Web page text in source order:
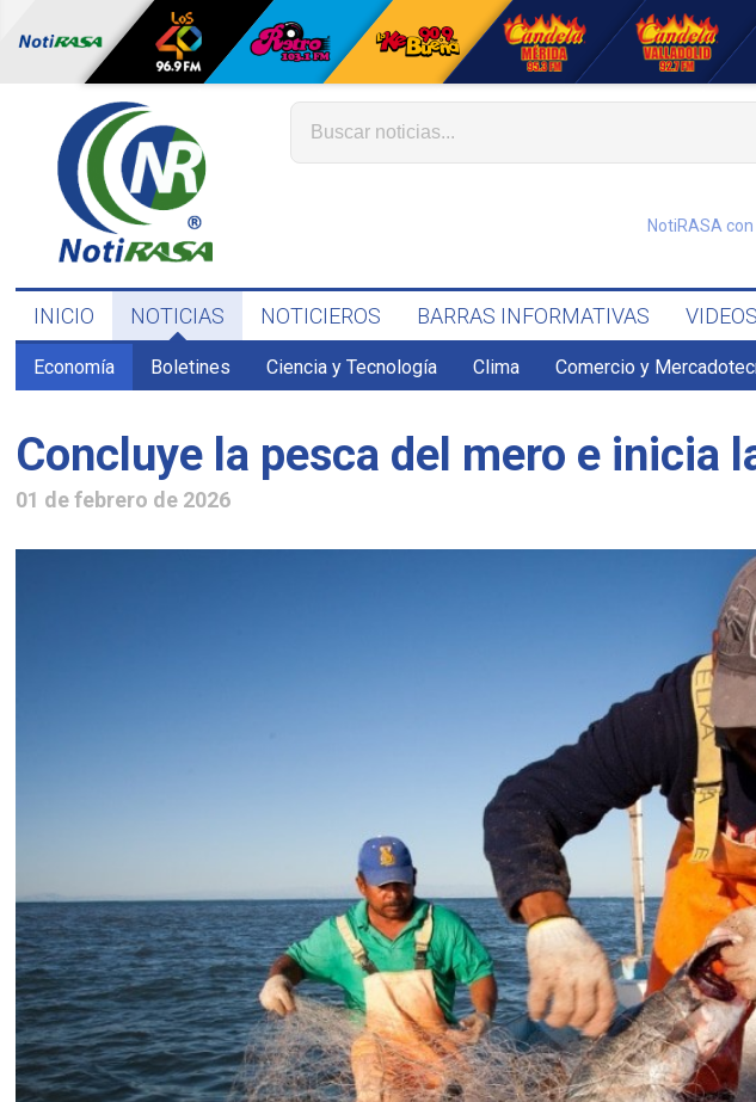
NotiRASA
INICIO NOTICIAS NOTICIEROS BARRAS INFORMATIVAS VIDEOS
Economía Boletines Ciencia y Tecnología Clima Comercio y
Concluye la pesca del mero e inicia
01 de febrero de 2026